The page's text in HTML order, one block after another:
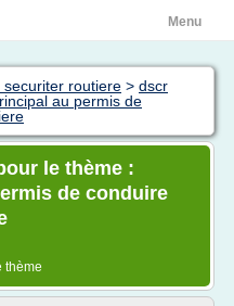
Menu
routiere > dscr
au permis de
le thème :
de conduire
thème